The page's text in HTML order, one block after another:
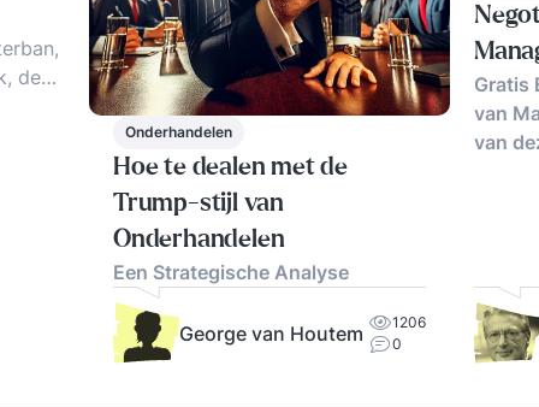
de
Onderhandelen
Hoe te dealen met de
Trump-stijl van
Onderhandelen
Een Strategische Analyse
George van Houtem
1206
0
Gratis
van
van